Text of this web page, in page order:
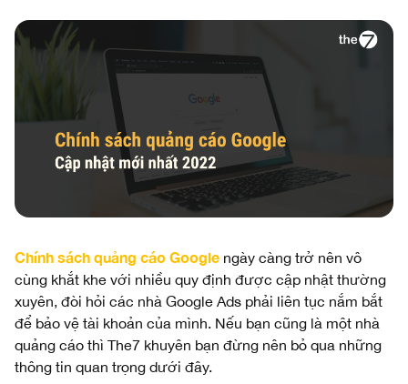
Chính sách quảng cáo Google ngày càng trở nên vô
cùng khắt khe với nhiều quy định được cập nhật thường
xuyên, đòi hỏi các nhà Google Ads phải liên tục nắm bắt
để bảo vệ tài khoản của mình. Nếu bạn cũng là một nhà
quảng cáo thì The7 khuyên bạn đừng nên bỏ qua những
thông tin quan trọng dưới đây.